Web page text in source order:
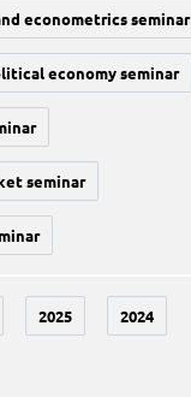
econometrics seminar
economy seminar
seminar
2025 2024